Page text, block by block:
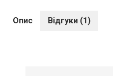
Опис Відгуки (1)